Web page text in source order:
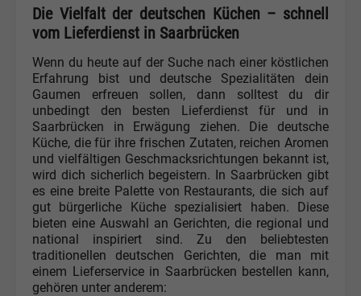
Die Vielfalt der deutschen Küchen – schnell
vom Lieferdienst in Saarbrücken
Wenn du heute auf der Suche nach einer köstlichen
Erfahrung bist und deutsche Spezialitäten dein
Gaumen erfreuen sollen, dann solltest du dir
unbedingt den besten Lieferdienst für und in
Saarbrücken in Erwägung ziehen. Die deutsche
Küche, die für ihre frischen Zutaten, reichen Aromen
und vielfältigen Geschmacksrichtungen bekannt ist,
wird dich sicherlich begeistern. In Saarbrücken gibt
es eine breite Palette von Restaurants, die sich auf
gut bürgerliche Küche spezialisiert haben. Diese
bieten eine Auswahl an Gerichten, die regional und
national inspiriert sind. Zu den beliebtesten
traditionellen deutschen Gerichten, die man mit
einem Lieferservice in Saarbrücken bestellen kann,
gehören unter anderem: